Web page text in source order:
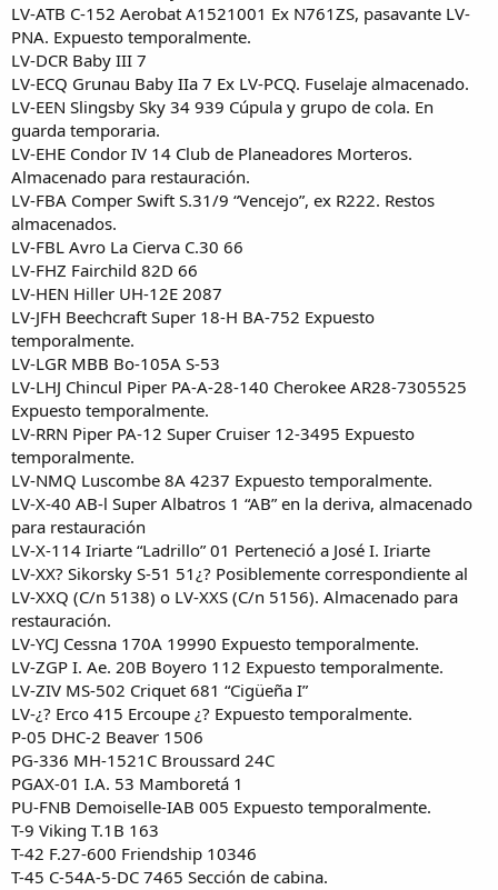
LV-ATB C-152 Aerobat A1521001 Ex N761ZS, pasavante LV-
PNA. Expuesto temporalmente.
LV-DCR Baby III 7
LV-ECQ Grunau Baby IIa 7 Ex LV-PCQ. Fuselaje almacenado.
LV-EEN Slingsby Sky 34 939 Cúpula y grupo de cola. En
guarda temporaria.
LV-EHE Condor IV 14 Club de Planeadores Morteros.
Almacenado para restauración.
LV-FBA Comper Swift S.31/9 “Vencejo”, ex R222. Restos
almacenados.
LV-FBL Avro La Cierva C.30 66
LV-FHZ Fairchild 82D 66
LV-HEN Hiller UH-12E 2087
LV-JFH Beechcraft Super 18-H BA-752 Expuesto
temporalmente.
LV-LGR MBB Bo-105A S-53
LV-LHJ Chincul Piper PA-A-28-140 Cherokee AR28-7305525
Expuesto temporalmente.
LV-RRN Piper PA-12 Super Cruiser 12-3495 Expuesto
temporalmente.
LV-NMQ Luscombe 8A 4237 Expuesto temporalmente.
LV-X-40 AB-l Super Albatros 1 “AB” en la deriva, almacenado
para restauración
LV-X-114 Iriarte “Ladrillo” 01 Perteneció a José I. Iriarte
LV-XX? Sikorsky S-51 51¿? Posiblemente correspondiente al
LV-XXQ (C/n 5138) o LV-XXS (C/n 5156). Almacenado para
restauración.
LV-YCJ Cessna 170A 19990 Expuesto temporalmente.
LV-ZGP I. Ae. 20B Boyero 112 Expuesto temporalmente.
LV-ZIV MS-502 Criquet 681 “Cigüeña I”
LV-¿? Erco 415 Ercoupe ¿? Expuesto temporalmente.
P-05 DHC-2 Beaver 1506
PG-336 MH-1521C Broussard 24C
PGAX-01 I.A. 53 Mamboretá 1
PU-FNB Demoiselle-IAB 005 Expuesto temporalmente.
T-9 Viking T.1B 163
T-42 F.27-600 Friendship 10346
T-45 C-54A-5-DC 7465 Sección de cabina.